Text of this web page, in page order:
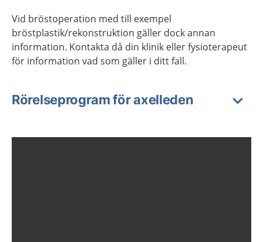
Vid bröstoperation med till exempel
bröstplastik/rekonstruktion gäller dock annan
information. Kontakta då din klinik eller fysioterapeut
för information vad som gäller i ditt fall.
Rörelseprogram för axelleden